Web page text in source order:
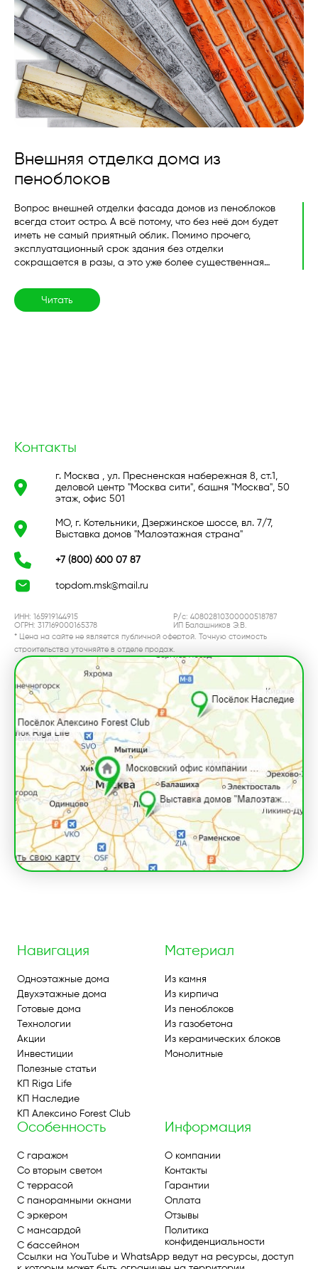
Внешняя отделка дома из
пеноблоков
Вопрос внешней отделки фасада домов из пеноблоков
всегда стоит остро. А всё потому, что без неё дом будет
иметь не самый приятный облик. Помимо прочего,
эксплуатационный срок здания без отделки
сокращается в разы, а это уже более существенная
пеноблочных домов. ...
Читать
Контакты
г. Москва , ул. Пресненская набережная 8, ст.1,
деловой центр "Москва сити", башня "Москва", 50
этаж, офис 501
МО, г. Котельники, Дзержинское шоссе, вл. 7/7,
Выставка домов "Малоэтажная страна"
+7 (800) 600 07 87
topdom.msk@mail.ru
ИНН: 165919144915
ОГРН: 317169000165378
Р/с: 40802810300000518787
ИП Балашников Э.В.
* Цена на сайте не является публичной офертой. Точную стоимость
строительства уточняйте в отделе продаж.
Навигация
Одноэтажные дома
Двухэтажные дома
Готовые дома
Технологии
Акции
Инвестиции
Полезные статьи
КП Riga Life
КП Наследие
КП Алексино Forest Club
Материал
Из камня
Из кирпича
Из пеноблоков
Из газобетона
Из керамических блоков
Монолитные
Особенность
С гаражом
Со вторым светом
С террасой
С панорамными окнами
С эркером
С мансардой
С бассейном
Информация
О компании
Контакты
Гарантии
Оплата
Отзывы
Политика
конфиденциальности
Ссылки на YouTube и WhatsApp ведут на ресурсы, доступ